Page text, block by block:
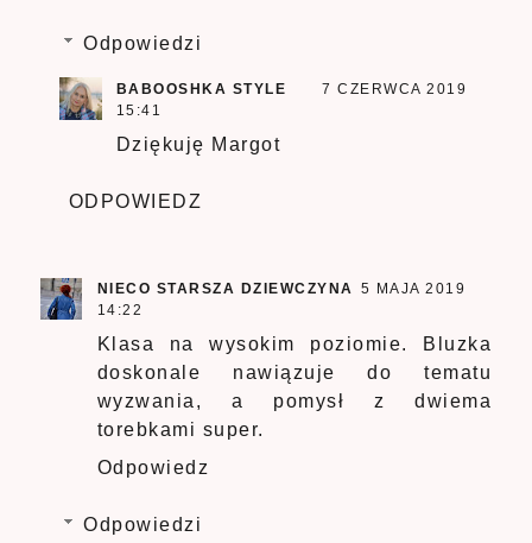
Odpowiedzi
BABOOSHKA STYLE
7 CZERWCA 2019
15:41
Dziękuję Margot
ODPOWIEDZ
NIECO STARSZA DZIEWCZYNA 5 MAJA 2019
14:22
Klasa na wysokim poziomie. Bluzka
doskonale nawiązuje do tematu
wyzwania, a pomysł z dwiema
torebkami super.
Odpowiedz
Odpowiedzi